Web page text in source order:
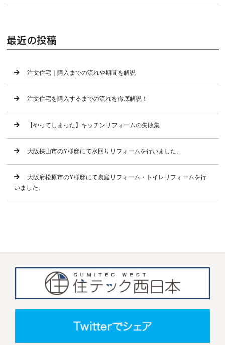
最近の投稿
注文住宅｜購入までの流れや期間を解説
注文住宅を購入するまでの流れを徹底解説！
【やってしまった】キッチンリフォームの失敗集
大阪挟山市のY様邸にて水回りリフォームを行いました。
大阪府松原市のY様邸にて裏庭リフォーム・トイレリフォームを行
いました。